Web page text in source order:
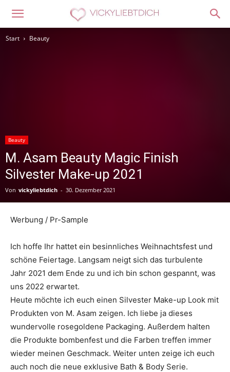
Start Beauty
Beauty
M. Asam Beauty Magic Finish
Silvester Make-up 2021
Von vickyliebtdich - 30. Dezember 2021
Werbung / Pr-Sample
Ich hoffe Ihr hattet ein besinnliches Weihnachtsfest und
schöne Feiertage. Langsam neigt sich das turbulente
Jahr 2021 dem Ende zu und ich bin schon gespannt, was
uns 2022 erwartet.
Heute möchte ich euch einen Silvester Make-up Look mit
Produkten von M. Asam zeigen. Ich liebe ja dieses
wundervolle rosegoldene Packaging. Außerdem halten
die Produkte bombenfest und die Farben treffen immer
wieder meinen Geschmack. Weiter unten zeige ich euch
auch noch die neue exklusive Bath & Body Serie.